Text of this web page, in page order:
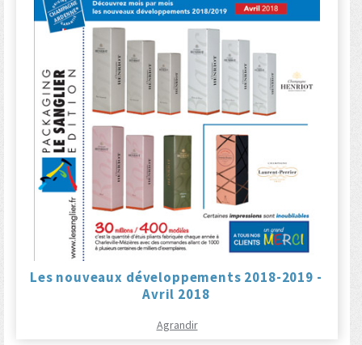
Les nouveaux développements 2018-2019 -
Avril 2018
Agrandir